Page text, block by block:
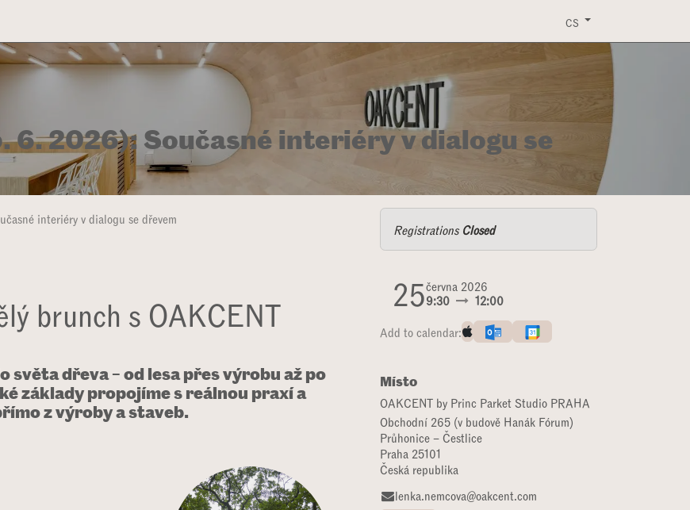
CS
6. 2026): Současné interiéry v dialogu se
interiéry v dialogu se dřevem
brunch s OAKCENT
světa dřeva – od lesa přes výrobu až po
základy propojíme s reálnou praxí a
z výroby a staveb.
Registrations Closed
25června 2026
9:30
12:00
Add to calendar:
Místo
OAKCENT by Princ Parket Studio PRAHA
Obchodní 265 (v budově Hanák Fórum)
Průhonice – Čestlice
Praha 25101
Česká republika
lenka.nemcova@oakcent.com